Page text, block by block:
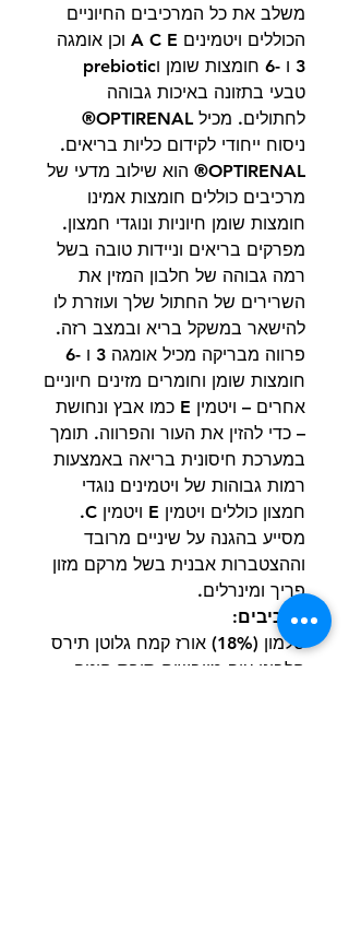
משלב את כל המרכיבים החיוניים
הכוללים ויטמינים A C E וכן אומגה
3 ו -6 חומצות שומן וprebiotic
טבעי בתזונה באיכות גבוהה
לחתולים. מכיל OPTIRENAL®
ניסוח ייחודי לקידום כליות בריאים.
OPTIRENAL® הוא שילוב מדעי של
מרכיבים כוללים חומצות אמינו
חומצות שומן חיוניות ונוגדי חמצון.
מפרקים בריאים וניידות טובה בשל
רמה גבוהה של חלבון המזין את
השרירים של החתול שלך ועוזרת לו
להישאר במשקל בריא ובמצב רזה.
פרווה מבריקה מכיל אומגה 3 ו -6
חומצות שומן וחומרים מזינים חיוניים
אחרים – ויטמין E כמו אבץ ונחושת
– כדי להזין את העור והפרווה. תומך
במערכת חיסונית בריאה באמצעות
רמות גבוהות של ויטמינים נוגדי
חמצון כוללים ויטמין E ויטמין C.
מסייע בהגנה על שיניים מרובד
וההצטברות אבנית בשל מרקם מזון
פריך ומינרלים.
מרכיבים:
סלמון (18%) אורז קמח גלוטן תירס
חלבוני עוף מיובשים תירס חיטה